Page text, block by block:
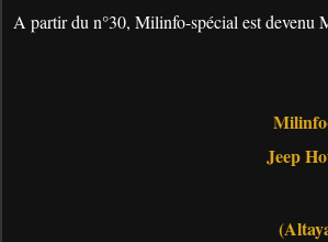
A partir du n°30, Milinfo-spécial est devenu
Jeep